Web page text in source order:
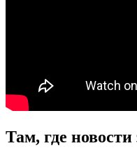
Там, где